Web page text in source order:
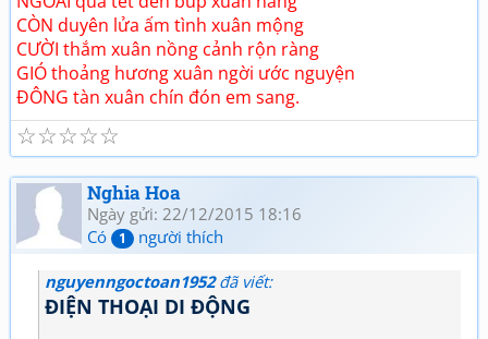
CÒN duyên lửa ấm tình xuân mộng
CƯỜI thắm xuân nồng cảnh rộn ràng
GIÓ thoảng hương xuân ngời ước nguyện
ĐÔNG tàn xuân chín đón em sang.
☆
☆
☆
☆
☆
Nghia Hoa
Ngày gửi: 22/12/2015 18:16
Có
1 người thích
nguyenngoctoan1952đã viết:
ĐIỆN THOẠI DI ĐỘNG